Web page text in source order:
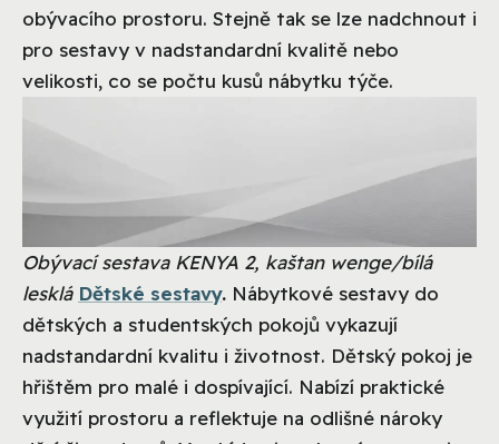
obývacího prostoru. Stejně tak se lze nadchnout i
pro sestavy v nadstandardní kvalitě nebo
velikosti, co se počtu kusů nábytku týče.
Obývací sestava KENYA 2, kaštan wenge/bílá
lesklá Dětské sestavy. Nábytkové sestavy do
dětských a studentských pokojů vykazují
nadstandardní kvalitu i životnost. Dětský pokoj je
hřištěm pro malé i dospívající. Nabízí praktické
využití prostoru a reflektuje na odlišné nároky